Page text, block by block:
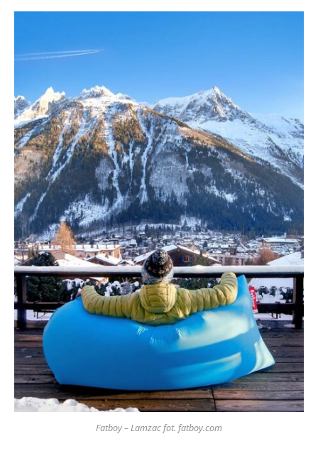
Fatboy – Lamzac fot. fatboy.com